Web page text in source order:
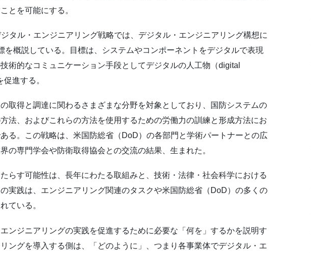
とを可能にする。
タル・エンジニアリング戦略では、デジタル・エンジニアリング構想に
を概説している。目標は、システムやコンポーネントをデジタルで表現
術的なコミュニケーション手段としてデジタルの人工物（digital
進する。
取得と調達に関わるさまざまな分野を対象としており、国防システムの
法、およびこれらの方法を使用するための労働力の訓練と形成方法にお
る。この戦略は、米国防総省（DoD）の各部門と学術パートナーとの広
の専門学会や防衛取得協会との交流の結果、生まれた。
らす可能性は、長年にわたる取組みと、技術・法律・社会科学における
実践は、エンジニアリング関連のタスクや米国防総省（DoD）の多くの
ている。
ンジニアリングの実践を促進するために必要な「何を」するかを説明す
ングを導入する側は、「どのように」、つまり各事業体でデジタル・エ